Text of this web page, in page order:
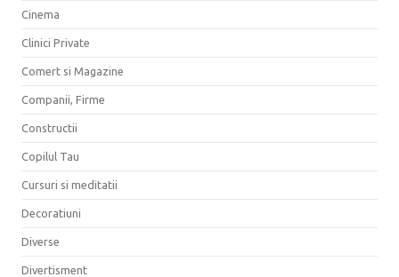
Cinema
Clinici Private
Comert si Magazine
Companii, Firme
Constructii
Copilul Tau
Cursuri si meditatii
Decoratiuni
Diverse
Divertisment